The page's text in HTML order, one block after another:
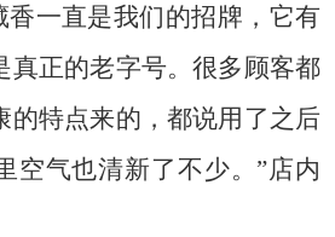
香一直是我们的招牌，它有
真正的老字号。很多顾客都
的特点来的，都说用了之后
空气也清新了不少。”店内